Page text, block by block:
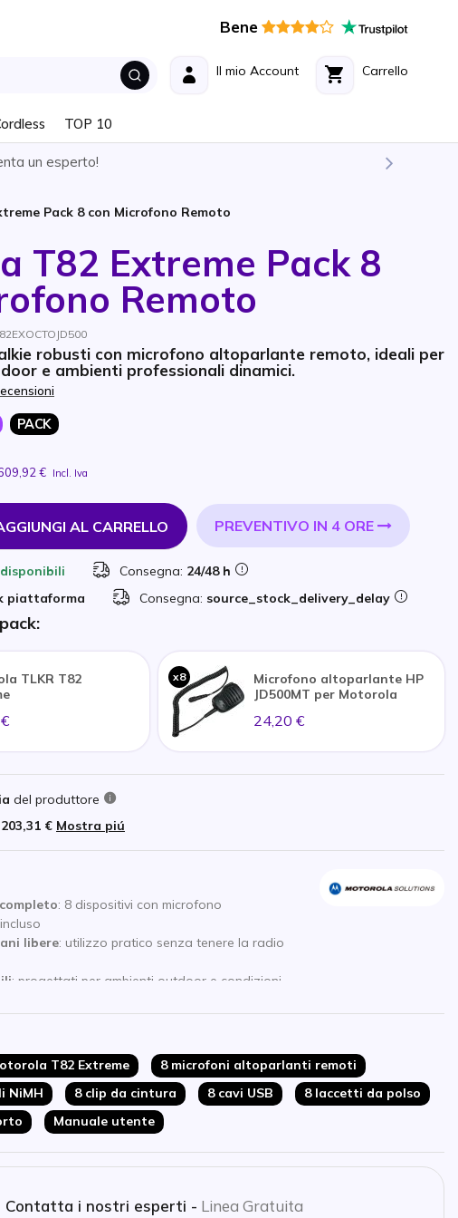
Bene
Carrello
Il mio Account
TOP 10
un esperto!
Pack 8 con Microfono Remoto
T82 Extreme Pack 8
Remoto
robusti con microfono altoparlante remoto, ideali per
e ambienti professionali dinamici.
PACK
€ Incl. Iva
AL CARRELLO PREVENTIVO IN 4 ORE
disponibili Consegna: 24/48 h
piattaforma
Consegna: source_stock_delivery_delay
TLKR T82
x8
Microfono altoparlante HP
JD500MT per Motorola
24,20 €
del produttore
203,31 € Mostra piú
: 8 dispositivi con microfono
libere: utilizzo pratico senza tenere la radio
: progettati per ambienti outdoor e condizioni
: comunicazioni su ampie distanze
: con modalità emergenza
PMR446 pronta all’uso
T82 Extreme
8 microfoni altoparlanti remoti
NiMH
8 clip da cintura 8 cavi USB
8 laccetti da polso
Manuale utente
Contatta i nostri esperti - Linea Gratuita